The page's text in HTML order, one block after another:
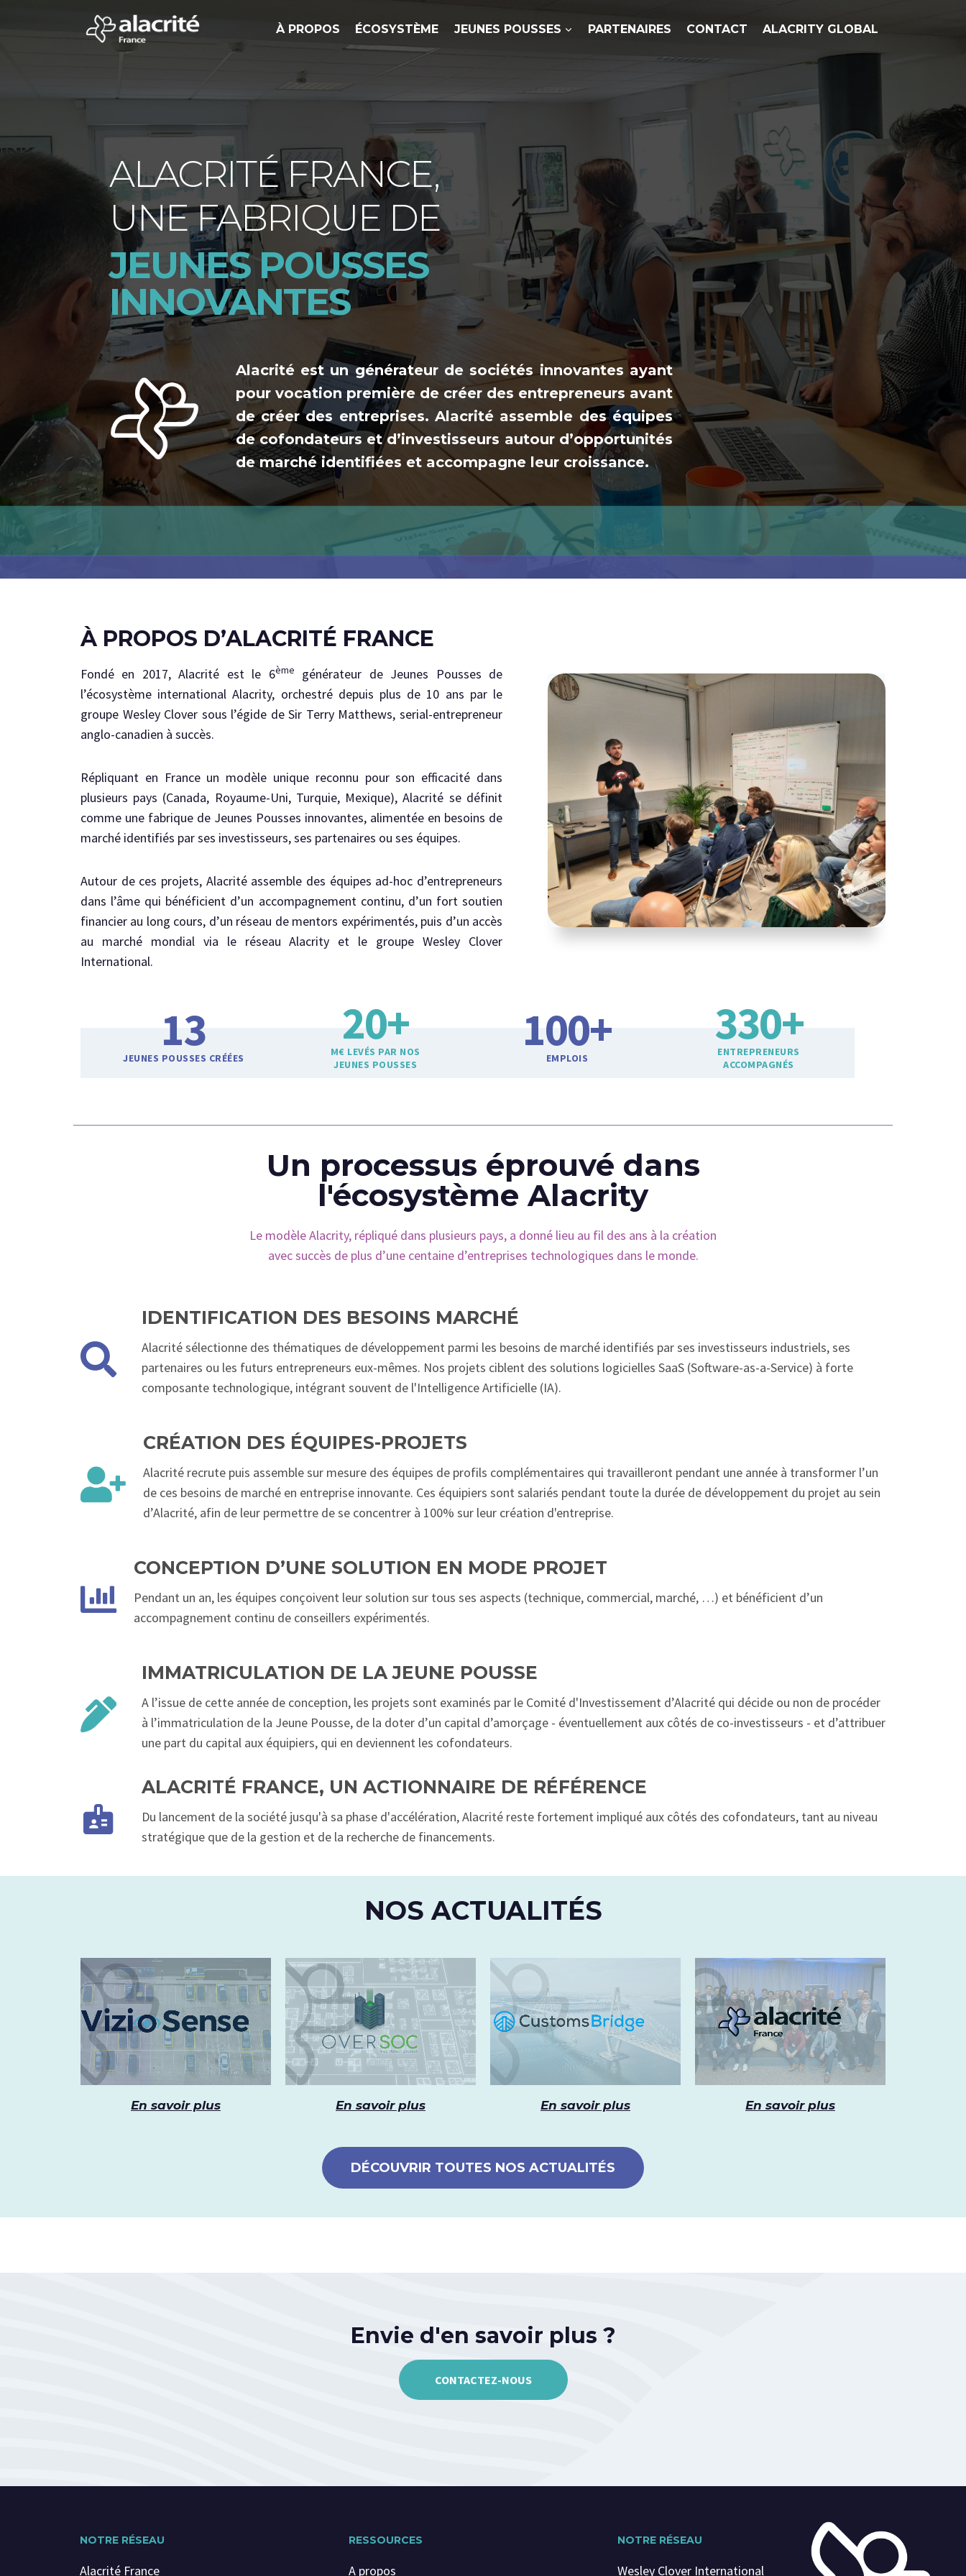
À PROPOS ÉCOSYSTÈME JEUNES POUSSES PARTENAIRES CONTACT ALACRITY GLOBAL
ALACRITÉ FRANCE,
UNE FABRIQUE DE
JEUNES POUSSES ​
INNOVANTES
Alacrité est un générateur de sociétés innovantes ayant
pour vocation première de créer des entrepreneurs avant
de créer des entreprises. Alacrité assemble des équipes
de cofondateurs et d’investisseurs autour d’opportunités
de marché identifiées et accompagne leur croissance.
À PROPOS D’ALACRITÉ FRANCE
Fondé en 2017, Alacrité est le 6ème
générateur de Jeunes Pousses de
l’écosystème international Alacrity, orchestré depuis plus de 10 ans par le
groupe Wesley Clover sous l’égide de Sir Terry Matthews, serial-entrepreneur
anglo-canadien à succès.
Répliquant en France un modèle unique reconnu pour son efficacité dans
plusieurs pays (Canada, Royaume-Uni, Turquie, Mexique), Alacrité se définit
comme une fabrique de Jeunes Pousses innovantes, alimentée en besoins de
marché identifiés par ses investisseurs, ses partenaires ou ses équipes.
Autour de ces projets, Alacrité assemble des équipes ad-hoc d’entrepreneurs
dans l’âme qui bénéficient d’un accompagnement continu, d’un fort soutien
financier au long cours, d’un réseau de mentors expérimentés, puis d’un accès
au marché mondial via le réseau Alacrity et le groupe Wesley Clover
International.
13
JEUNES POUSSES CRÉÉES
20+
M€ LEVÉS PAR NOS
JEUNES POUSSES
100+
EMPLOIS
330+
ENTREPRENEURS
ACCOMPAGNÉS
Un processus éprouvé dans
l'écosystème Alacrity
Le modèle Alacrity, répliqué dans plusieurs pays, a donné lieu au fil des ans à la création
avec succès de plus d’une centaine d’entreprises technologiques dans le monde.
IDENTIFICATION DES BESOINS MARCHÉ
Alacrité sélectionne des thématiques de développement parmi les besoins de marché identifiés par ses investisseurs industriels, ses
partenaires ou les futurs entrepreneurs eux-mêmes. Nos projets ciblent des solutions logicielles SaaS (Software-as-a-Service) à forte
composante technologique, intégrant souvent de l'Intelligence Artificielle (IA).
CRÉATION DES ÉQUIPES-PROJETS
Alacrité recrute puis assemble sur mesure des équipes de profils complémentaires qui travailleront pendant une année à transformer l’un
de ces besoins de marché en entreprise innovante. Ces équipiers sont salariés pendant toute la durée de développement du projet au sein
d’Alacrité, afin de leur permettre de se concentrer à 100% sur leur création d'entreprise.
CONCEPTION D’UNE SOLUTION EN MODE PROJET
Pendant un an, les équipes conçoivent leur solution sur tous ses aspects (technique, commercial, marché, …) et bénéficient d’un
accompagnement continu de conseillers expérimentés.
IMMATRICULATION DE LA JEUNE POUSSE
A l’issue de cette année de conception, les projets sont examinés par le Comité d'Investissement d’Alacrité qui décide ou non de procéder
à l’immatriculation de la Jeune Pousse, de la doter d’un capital d’amorçage - éventuellement aux côtés de co-investisseurs - et d’attribuer
une part du capital aux équipiers, qui en deviennent les cofondateurs.
ALACRITÉ FRANCE, UN ACTIONNAIRE DE RÉFÉRENCE
Du lancement de la société jusqu'à sa phase d'accélération, Alacrité reste fortement impliqué aux côtés des cofondateurs, tant au niveau
stratégique que de la gestion et de la recherche de financements.
NOS ACTUALITÉS
En savoir plus En savoir plus En savoir plus En savoir plus
DÉCOUVRIR TOUTES NOS ACTUALITÉS
Envie d'en savoir plus ?
CONTACTEZ-NOUS
NOTRE RÉSEAU
Alacrité France
RESSOURCES
A propos
NOTRE RÉSEAU
Wesley Clover International